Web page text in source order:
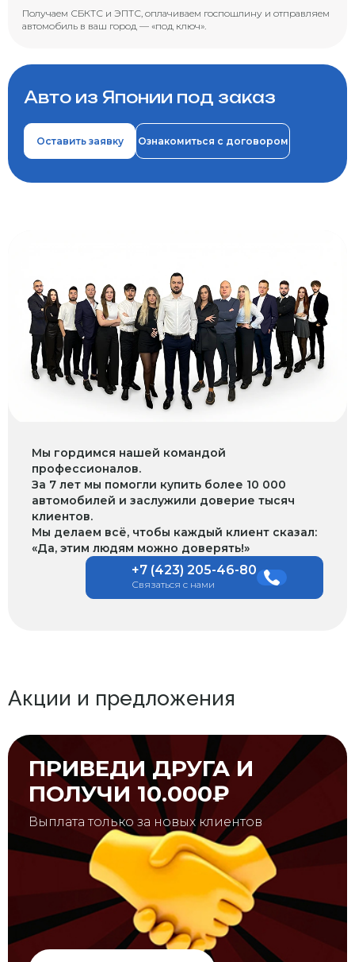
Получаем СБКТС и ЭПТС, оплачиваем госпошлину и отправляем
автомобиль в ваш город — «под ключ».
Авто из Японии под заказ
Оставить заявку Ознакомиться с договором
Мы гордимся нашей командой
профессионалов.
За 7 лет мы помогли купить более 10 000
автомобилей и заслужили доверие тысяч
клиентов.
Мы делаем всё, чтобы каждый клиент сказал:
«Да, этим людям можно доверять!»
+7 (423) 205-46-80
Связаться с нами
Акции и предложения
ПРИВЕДИ ДРУГА И
ПОЛУЧИ 10.000₽
Выплата только за новых клиентов